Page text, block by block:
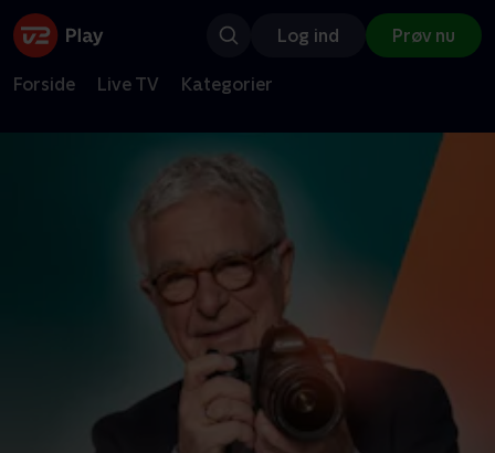
Log ind Prøv nu
Forside Live TV Kategorier